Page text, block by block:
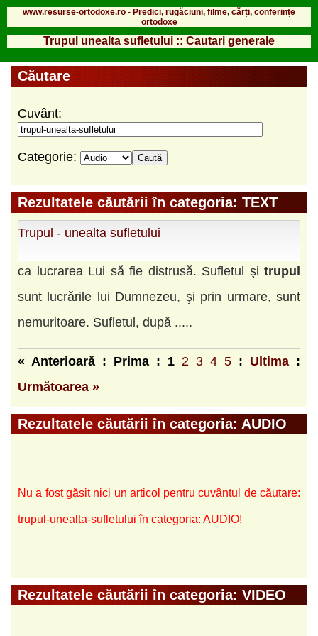
www.resurse-ortodoxe.ro - Predici, rugăciuni, filme, cărți, conferințe
ortodoxe
Trupul unealta sufletului :: Cautari generale
Căutare
Cuvânt:
Categorie:
Rezultatele căutării în categoria: TEXT
Trupul - unealta sufletului
ca lucrarea Lui să fie distrusă. Sufletul şi trupul
sunt lucrările lui Dumnezeu, şi prin urmare, sunt
nemuritoare. Sufletul, după .....
« Anterioară : Prima : 1 2 3 4 5 : Ultima :
Următoarea »
Rezultatele căutării în categoria: AUDIO
Nu a fost găsit nici un articol pentru cuvântul de căutare:
trupul-unealta-sufletului în categoria: AUDIO!
Rezultatele căutării în categoria: VIDEO